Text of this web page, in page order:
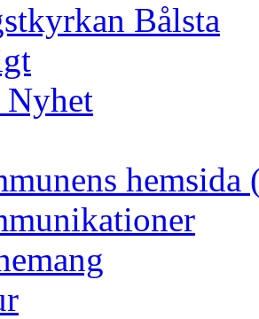
Bålsta
Nyhet
hemsida